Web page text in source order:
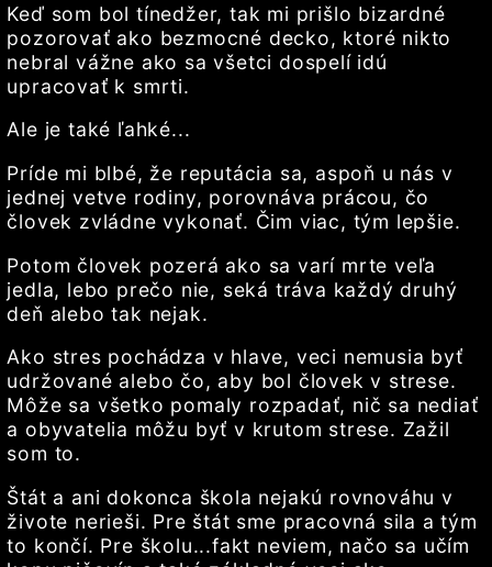
Keď som bol tínedžer, tak mi prišlo bizardné
pozorovať ako bezmocné decko, ktoré nikto
nebral vážne ako sa všetci dospelí idú
upracovať k smrti.
Ale je také ľahké...
Príde mi blbé, že reputácia sa, aspoň u nás v
jednej vetve rodiny, porovnáva prácou, čo
človek zvládne vykonať. Čim viac, tým lepšie.
Potom človek pozerá ako sa varí mrte veľa
jedla, lebo prečo nie, seká tráva každý druhý
deň alebo tak nejak.
Ako stres pochádza v hlave, veci nemusia byť
udržované alebo čo, aby bol človek v strese.
Môže sa všetko pomaly rozpadať, nič sa nediať
a obyvatelia môžu byť v krutom strese. Zažil
som to.
Štát a ani dokonca škola nejakú rovnováhu v
živote nerieši. Pre štát sme pracovná sila a tým
to končí. Pre školu...fakt neviem, načo sa učím